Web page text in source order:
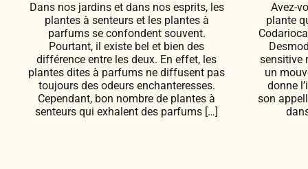
Dans nos jardins et dans nos esprits, les
plantes à senteurs et les plantes à
parfums se confondent souvent.
Pourtant, il existe bel et bien des
différence entre les deux. En effet, les
plantes dites à parfums ne diffusent pas
toujours des odeurs enchanteresses.
Cependant, bon nombre de plantes à
senteurs qui exhalent des parfums […]
Avez-
plante
sensitive
un
donne
son